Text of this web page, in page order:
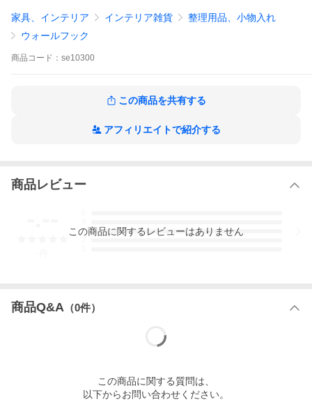
トクローゼットシステム』。
今あるクローゼットの上棚に設置するだけで、洋服や小物を前向
「アシストフック」は、「コーディネートフック＆バーセット」
フックを使えば、コーディネートのポイントとなるバッグやアク
セサリーを洋服と一緒にセッティングしておけます。フック部分
すし、コーディネートの楽しみがぐんと増えそうですね。
家具、インテリア インテリア雑貨
整理用品、小物入れ
ウォールフック
商品 コード： se10300
この商品を共有する
アフィリエイトで紹介する
商品レビュー
3
この商品に関するレビューはありません
商品Q&A （0件）
この商品に関する質問は、
以下からお問い合わせください。